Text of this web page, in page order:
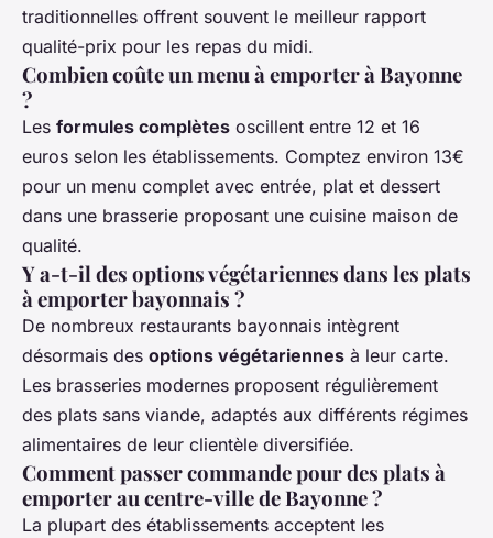
traditionnelles offrent souvent le meilleur rapport
qualité-prix pour les repas du midi.
Combien coûte un menu à emporter à Bayonne
?
Les formules complètes oscillent entre 12 et 16
euros selon les établissements. Comptez environ 13€
pour un menu complet avec entrée, plat et dessert
dans une brasserie proposant une cuisine maison de
qualité.
Y a-t-il des options végétariennes dans les plats
à emporter bayonnais ?
De nombreux restaurants bayonnais intègrent
désormais des options végétariennes à leur carte.
Les brasseries modernes proposent régulièrement
des plats sans viande, adaptés aux différents régimes
alimentaires de leur clientèle diversifiée.
Comment passer commande pour des plats à
emporter au centre-ville de Bayonne ?
La plupart des établissements acceptent les